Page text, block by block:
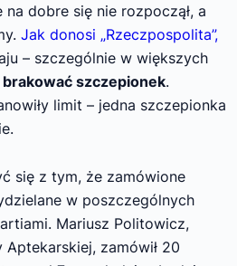
dobre się nie rozpoczął, a
Jak donosi „Rzeczpospolita”,
– szczególnie w większych
brakować szczepionek.
limit – jedna szczepionka
się z tym, że zamówione
w poszczególnych
Mariusz Politowicz,
Aptekarskiej, zamówił 20